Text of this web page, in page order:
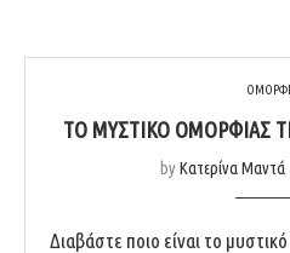
ΤΟ ΜΥΣΤΙΚΌ ΟΜΟΡΦΙΆΣ
byΚατερίνα Μαντά
Διαβάστε ποιο είναι το